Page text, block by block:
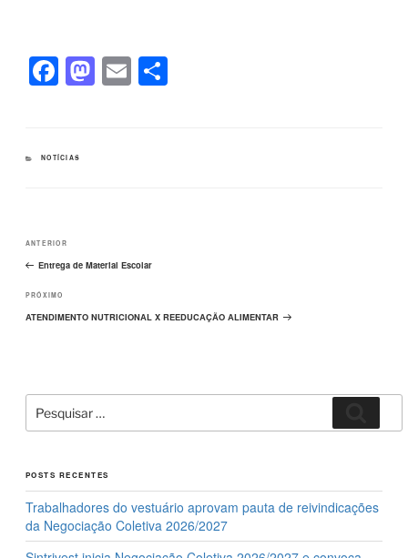
F
a
e
o
k
M
a
E
m
CATEGORIAS
NOTÍCIAS
de
Post
Post
anterior
ANTERIOR
Entrega de Material Escolar
Próximo
post
PRÓXIMO
ATENDIMENTO NUTRICIONAL X REEDUCAÇÃO ALIMENTAR
Pesquisar
por:
POSTS RECENTES
Trabalhadores do vestuário aprovam pauta de reivindicações
da Negociação Coletiva 2026/2027